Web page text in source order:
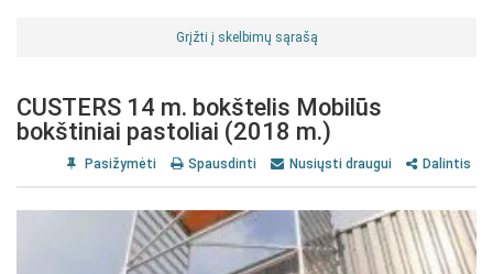
Grįžti į skelbimų sąrašą
CUSTERS 14 m. bokštelis Mobilūs
bokštiniai pastoliai (2018 m.)
Pasižymėti Spausdinti Nusiųsti draugui Dalintis